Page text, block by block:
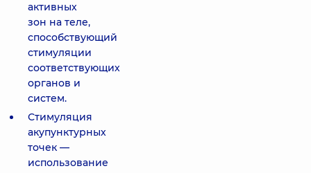
активных
зон на теле,
способствующий
стимуляции
соответствующих
органов и
систем.
Стимуляция
акупунктурных
точек —
использование